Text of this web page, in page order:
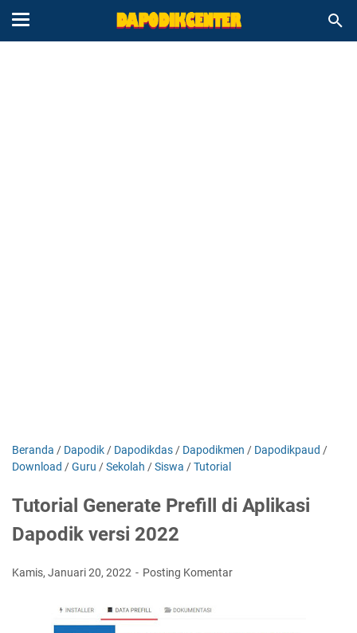
Beranda / Dapodik / Dapodikdas / Dapodikmen / Dapodikpaud /
Download /Guru /Sekolah /Siswa /Tutorial
Tutorial Generate Prefill di Aplikasi
Dapodik versi 2022
Kamis, Januari 20, 2022 Posting Komentar